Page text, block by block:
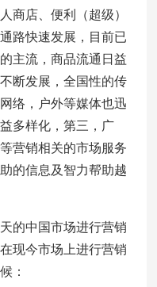
商店、便利（超级）
路快速发展，目前已
主流，商品流通日益
断发展，全国性的传
络，户外等媒体也迅
多样化，第三，广
营销相关的市场服务
的信息及智力帮助越
中国市场进行营销
现今市场上进行营销
：